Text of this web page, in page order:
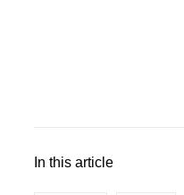
In this article